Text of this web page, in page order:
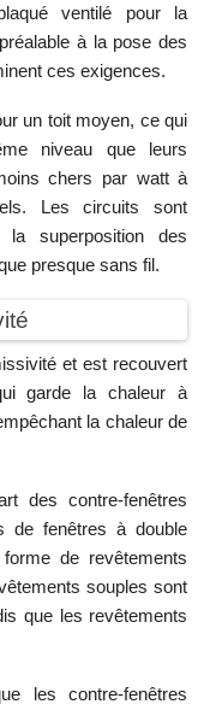
ventilé pour la
à la pose des
ces exigences.
un toit moyen, ce qui
niveau que leurs
chers par watt à
Les circuits sont
la superposition des
presque sans fil.
et est recouvert
garde la chaleur à
la chaleur de
des contre-fenêtres
de fenêtres à double
de revêtements
souples sont
que les revêtements
les contre-fenêtres